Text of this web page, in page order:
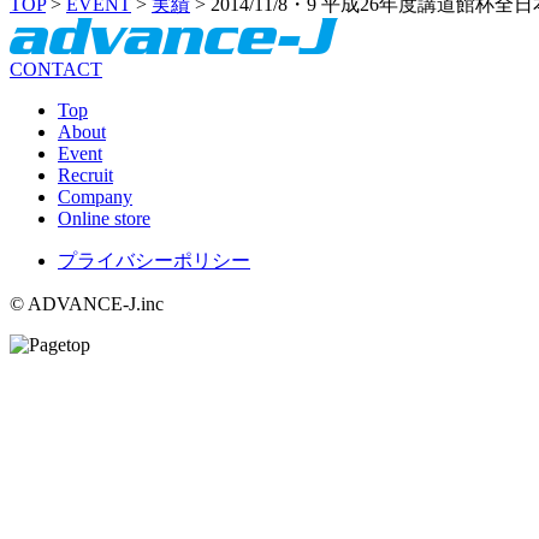
TOP> EVENT > 実績 > 2014/11/8・9 平成26年度講道館杯全
CONTACT
Top
About
Event
Recruit
Company
Online store
プライバシーポリシー
© ADVANCE-J.inc